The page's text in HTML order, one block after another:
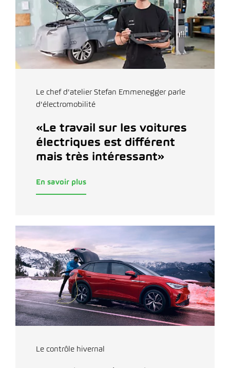
Le chef d'atelier Stefan Emmenegger parle
d'électromobilité
«Le travail sur les voitures
électriques est différent
mais très intéressant»
En savoir plus
Le contrôle hivernal